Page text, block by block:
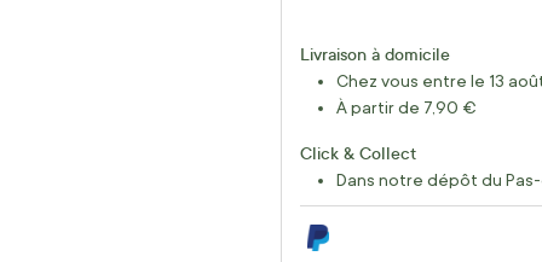
Livraison à domicile
Chez vous entre le 13
À partir de 7,90 €
Click & Collect
Dans notre dépôt du